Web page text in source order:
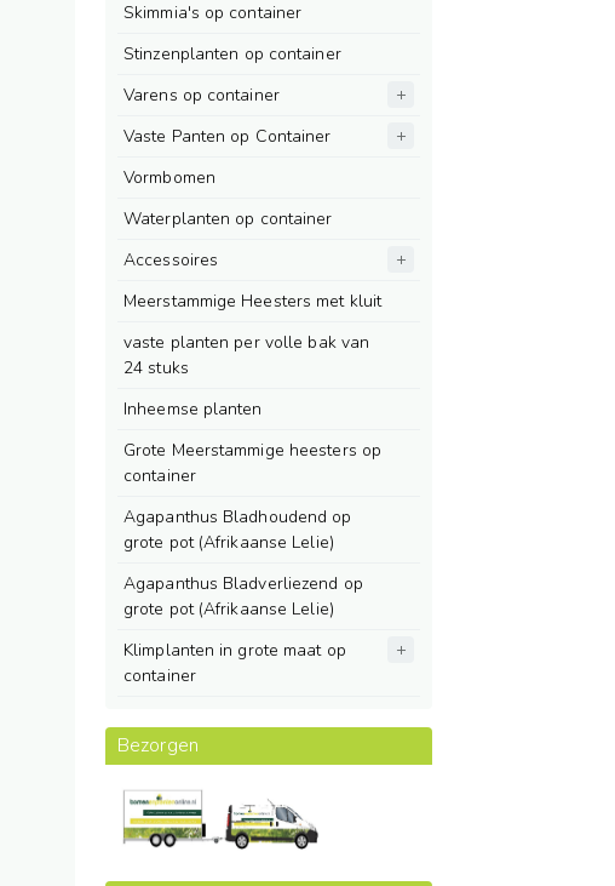
Skimmia's op container
Stinzenplanten op container
Varens op container
Vaste Panten op Container
Vormbomen
Waterplanten op container
Accessoires
Meerstammige Heesters met kluit
vaste planten per volle bak van
24 stuks
Inheemse planten
Grote Meerstammige heesters op
container
Agapanthus Bladhoudend op
grote pot (Afrikaanse Lelie)
Agapanthus Bladverliezend op
grote pot (Afrikaanse Lelie)
Klimplanten in grote maat op
container
Bezorgen